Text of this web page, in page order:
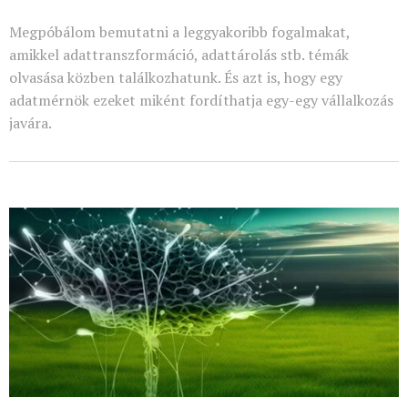
Megpóbálom bemutatni a leggyakoribb fogalmakat,
amikkel adattranszformáció, adattárolás stb. témák
olvasása közben találkozhatunk. És azt is, hogy egy
adatmérnök ezeket miként fordíthatja egy-egy vállalkozás
javára.